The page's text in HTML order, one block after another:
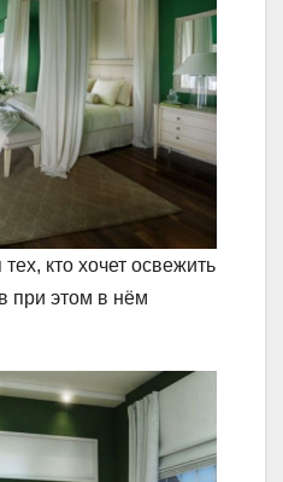
кто хочет освежить
при этом в нём